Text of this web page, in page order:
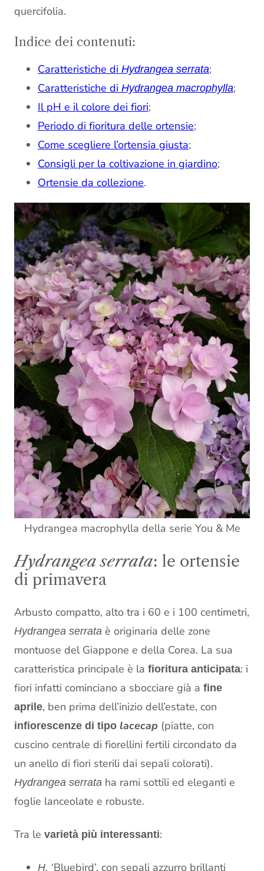
quercifolia.
Indice dei contenuti:
Caratteristiche di Hydrangea serrata;
Caratteristiche di Hydrangea macrophylla;
Il pH e il colore dei fiori;
Periodo di fioritura delle ortensie;
Come scegliere l’ortensia giusta;
Consigli per la coltivazione in giardino;
Ortensie da collezione.
Hydrangea macrophylla della serie You & Me
Hydrangea serrata: le ortensie
di primavera
Arbusto compatto, alto tra i 60 e i 100 centimetri,
Hydrangea serrata è originaria delle zone
montuose del Giappone e della Corea. La sua
caratteristica principale è la fioritura anticipata: i
fiori infatti cominciano a sbocciare già a fine
aprile, ben prima dell’inizio dell’estate, con
infiorescenze di tipo lacecap (piatte, con
cuscino centrale di fiorellini fertili circondato da
un anello di fiori sterili dai sepali colorati).
Hydrangea serrata ha rami sottili ed eleganti e
foglie lanceolate e robuste.
Tra le varietà più interessanti:
H. ‘Bluebird’, con sepali azzurro brillanti